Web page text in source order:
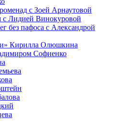
с Зоей Арнаутовой
с Лидией Винокуровой
без пафоса с Александрой
Кирилла Олюшкина
Софиенко